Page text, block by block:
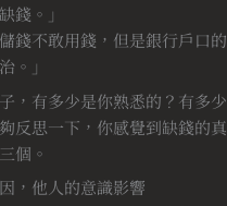
錢。」
儲錢不敢用錢，但是銀行戶口
。」
，有多少是你熟悉的？有多
反思一下，你感覺到缺錢的
個。
，他人的意識影響